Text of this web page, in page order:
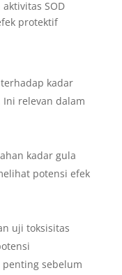
SOD
protektif
kadar
Ini relevan dalam
kadar gula
potensi efek
uji toksisitas
penting sebelum